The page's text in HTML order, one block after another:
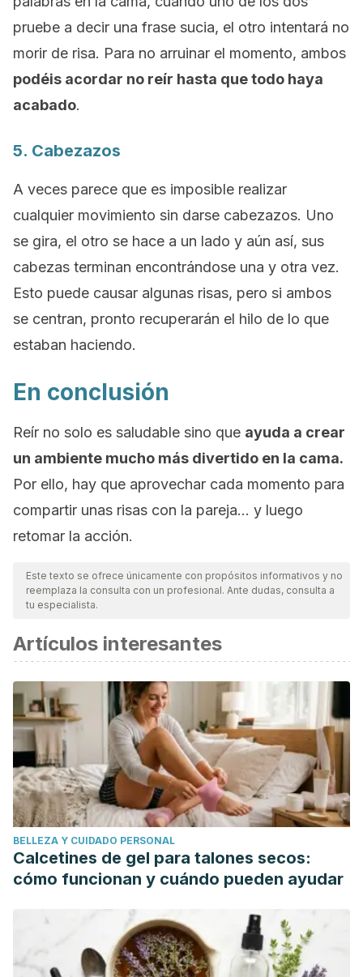
pruebe a decir una frase sucia, el otro intentará no
morir de risa. Para no arruinar el momento, ambos
podéis acordar no reír hasta que todo haya
acabado.
5. Cabezazos
A veces parece que es imposible realizar
cualquier movimiento sin darse cabezazos. Uno
se gira, el otro se hace a un lado y aún así, sus
cabezas terminan encontrándose una y otra vez.
Esto puede causar algunas risas, pero si ambos
se centran, pronto recuperarán el hilo de lo que
estaban haciendo.
En conclusión
Reír no solo es saludable sino que ayuda a crear
un ambiente mucho más divertido en la cama.
Por ello, hay que aprovechar cada momento para
compartir unas risas con la pareja… y luego
retomar la acción.
Este texto se ofrece únicamente con propósitos informativos y no
reemplaza la consulta con un profesional. Ante dudas, consulta a
tu especialista.
Artículos interesantes
BELLEZA Y CUIDADO PERSONAL
Calcetines de gel para talones secos:
cómo funcionan y cuándo pueden ayudar